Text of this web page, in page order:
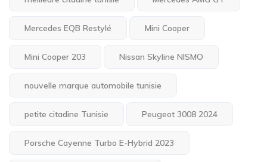
Mercedes EQB Restylé Mini Cooper
Mini Cooper 203 Nissan Skyline NISMO
nouvelle marque automobile tunisie
petite citadine Tunisie Peugeot 3008 2024
Porsche Cayenne Turbo E-Hybrid 2023